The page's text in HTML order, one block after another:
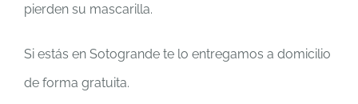
pierden su mascarilla.
Si estás en Sotogrande te lo entregamos a domicilio
de forma gratuita.